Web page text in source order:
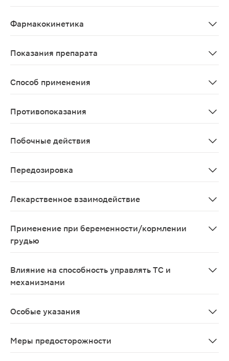
Фармакокинетика
Показания препарата
Способ применения
Противопоказания
Побочные действия
Передозировка
Лекарственное взаимодействие
Применение при беременности/кормлении
грудью
Влияние на способность управлять ТС и
механизмами
Особые указания
Меры предосторожности